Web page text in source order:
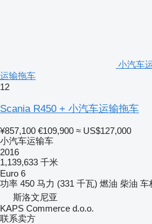
小汽车
运输拖车
12
Scania R450 + 小汽车运输拖车
¥857,100 €109,900 ≈ US$127,000
小汽车运输车
2016
1,139,633 千米
Euro 6
功率 450 马力 (331 千瓦) 燃油 柴油 车
斯洛文尼亚
KAPS Commerce d.o.o.
联系卖方